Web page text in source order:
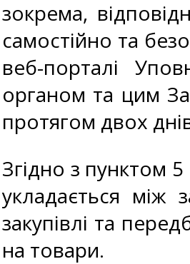
зокрема,
самостійно та
веб-порталі
органом та цим
протягом двох
Згідно з пунктом
укладається між
закупівлі та
на товари.